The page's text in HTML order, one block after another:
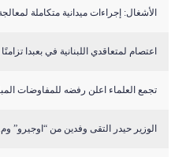
الأشغال: إجراءات ميدانية متكاملة
اعتصام لمتعاقدي اللبنانية في بعبدا
تجمع العلماء اعلن رفضه للمفاوضات
الوزير حيدر التقى وفدين من “اوجيرو”